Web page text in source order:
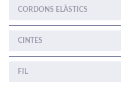
CORDONS ELÀSTICS
CINTES
FIL